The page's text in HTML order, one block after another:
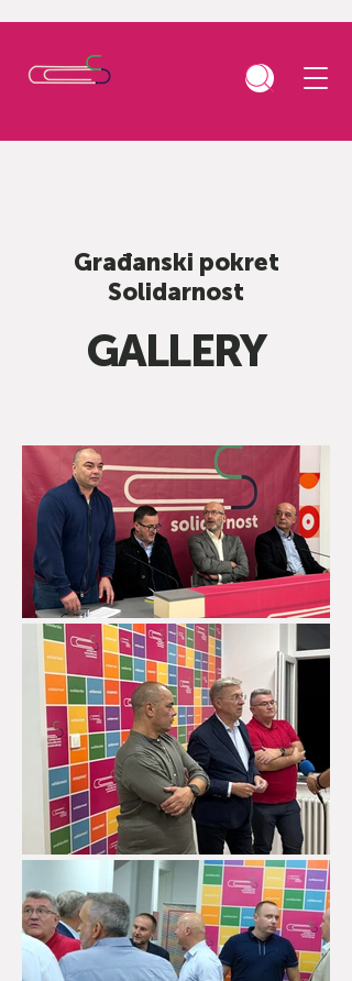
Građanski pokret
Solidarnost
GALLERY